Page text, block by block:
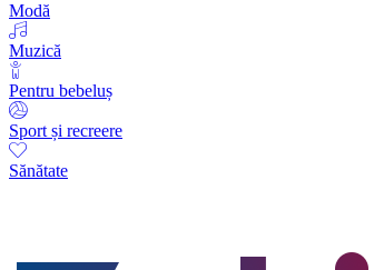
Modă
Muzică
Pentru bebeluș
Sport și recreere
Sănătate